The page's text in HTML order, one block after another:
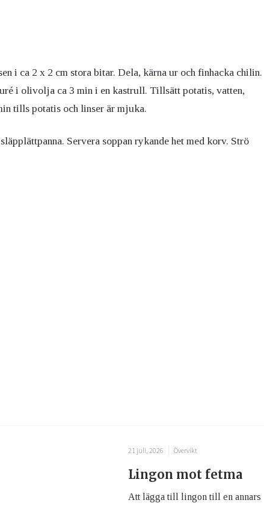
i ca 2 x 2 cm stora bitar. Dela, kärna ur och finhacka chilin.
i olivolja ca 3 min i en kastrull. Tillsätt potatis, vatten,
tills potatis och linser är mjuka.
Servera soppan rykande het med korv. Strö
21 juli, 2026 Övervikt
Lingon mot fetma
Att lägga till lingon till en annars